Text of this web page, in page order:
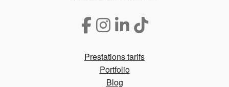
Prestations tarifs
Portfolio
Blog